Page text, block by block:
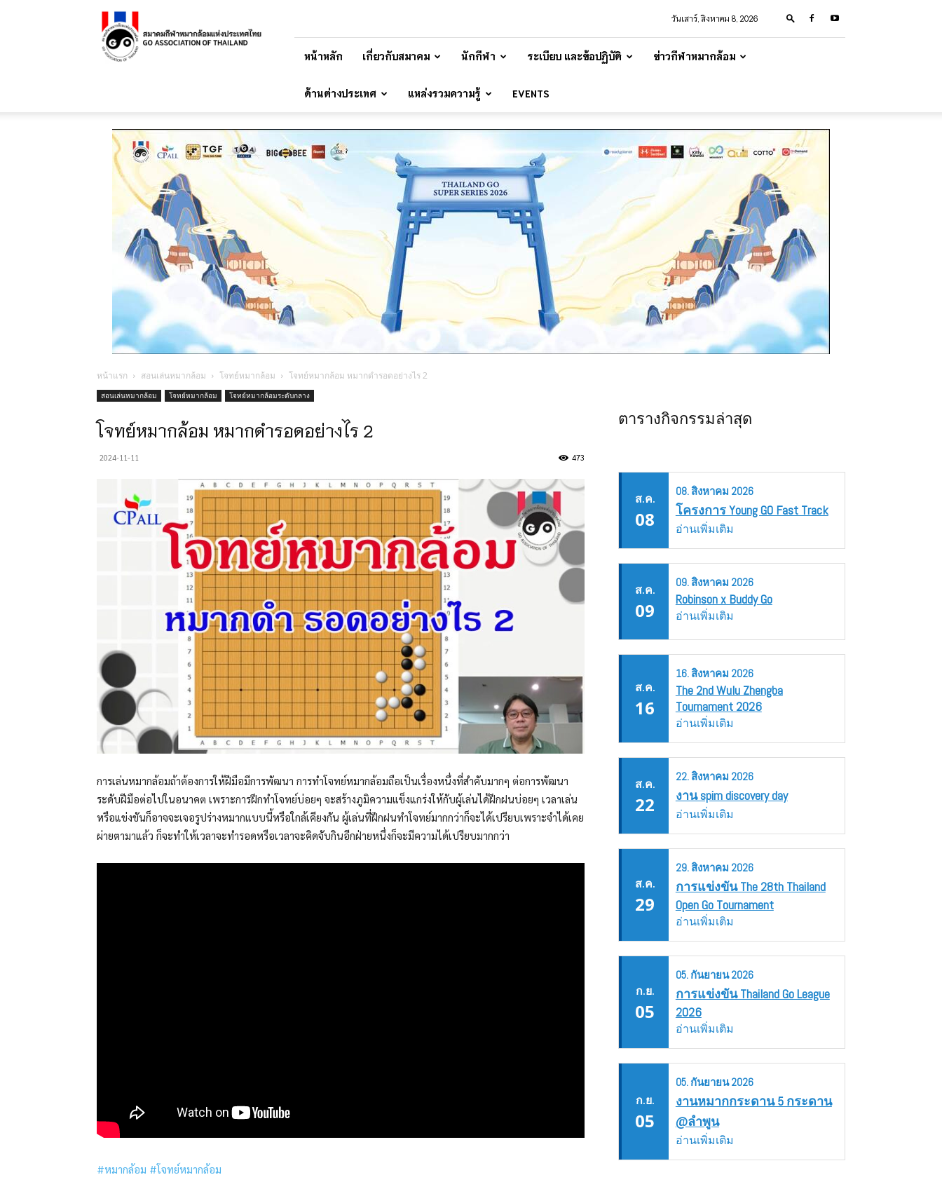
สมาคม
กีฬา
หมาก
ล้อม
วันเสาร์, สิงหาคม 8, 2026
หน้าหลัก เกี่ยวกับสมาคม นักกีฬา ระเบียบ และข้อปฏิบัติ ข่าวกีฬาหมากล้อม
ด้านต่างประเทศ แหล่งรวมความรู้ EVENTS
หน้าแรก สอนเล่นหมากล้อม โจทย์หมากล้อม โจทย์หมากล้อม หมากดำรอดอย่างไร 2
สอนเล่นหมากล้อม โจทย์หมากล้อม โจทย์หมากล้อมระดับกลาง
โจทย์หมากล้อม หมากดำรอดอย่างไร 2
2024-11-11 473
การเล่นหมากล้อมถ้าต้องการให้ฝีมือมีการพัฒนา การทำโจทย์หมากล้อมถือเป็นเรื่องหนึ่งที่สำคับมากๆ ต่อการพัฒนา
ระดับฝีมือต่อไปในอนาคต เพราะการฝึกทำโจทย์บ่อยๆ จะสร้างภูมิความแข็งแกร่งให้กับผู้เล่นได้ฝึกฝนบ่อยๆ เวลาเล่น
หรือแข่งขันก็อาจจะเจอรูปร่างหมากแบบนี้หรือใกล้เคียงกัน ผู้เล่นที่ฝึกฝนทำโจทย์มากกว่าก็จะได้เปรียบเพราะจำได้เคย
ผ่ายตามาแล้ว ก็จะทำให้เวลาจะทำรอดหรือเวลาจะคิดจับกินอีกฝ่ายหนึ่งก็จะมีความได้เปรียบมากกว่า
#หมากล้อม #โจทย์หมากล้อม
ตารางกิจกรรมล่าสุด
ส.ค.
08
08.สิงหาคม 2026
โครงการ Young GO Fast Track
อ่านเพิ่มเติม
ส.ค.
09
09.สิงหาคม 2026
Robinson x Buddy Go
อ่านเพิ่มเติม
ส.ค.
16
16.สิงหาคม 2026
The 2nd Wulu Zhengba
Tournament 2026
อ่านเพิ่มเติม
ส.ค.
22
22.สิงหาคม 2026
งาน spim discovery day
อ่านเพิ่มเติม
ส.ค.
29
29.สิงหาคม 2026
การแข่งขัน The 28th Thailand
Open Go Tournament
อ่านเพิ่มเติม
ก.ย.
05
05. กันยายน2026
การแข่งขัน Thailand Go League
2026
อ่านเพิ่มเติม
ก.ย.
05
05. กันยายน2026
งานหมากกระดาน 5 กระดาน
@ลำพูน
อ่านเพิ่มเติม